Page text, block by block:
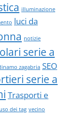
illuminazione
luci da
notizie
serie a
zagabria SEO
serie a
Trasporti e
dei tag vecino